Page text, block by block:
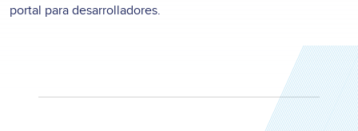
portal para desarrolladores.